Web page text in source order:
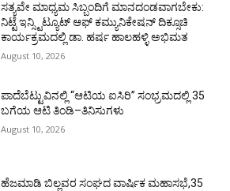
ಸತ್ಯವೇ ಮಾಧ್ಯಮ ಸಿಬ್ಬಂದಿಗೆ ಮಾನದಂಡವಾಗಬೇಕು:
ನಿಟ್ಟೆ ಇನ್ಸ್ಟಿಟ್ಯೂಟ್ ಆಫ್ ಕಮ್ಯುನಿಕೇಷನ್ ದಿಕ್ಸೂಚಿ
ಕಾರ್ಯಕ್ರಮದಲ್ಲಿ ಡಾ. ಹರ್ಷ ಹಾಲಹಳ್ಳಿ ಅಭಿಮತ
August 10, 2026
ಪಾದೆಬೆಟ್ಟುವಿನಲ್ಲಿ “ಆಟಿಯ ಐಸಿರಿ’’ ಸಂಭ್ರಮದಲ್ಲಿ 35
ಬಗೆಯ ಆಟಿ ತಿಂಡಿ–ತಿನಿಸುಗಳು
August 10, 2026
ಹೆಜಮಾಡಿ ಬಿಲ್ಲವರ ಸಂಘದ ವಾರ್ಷಿಕ ಮಹಾಸಭೆ,35